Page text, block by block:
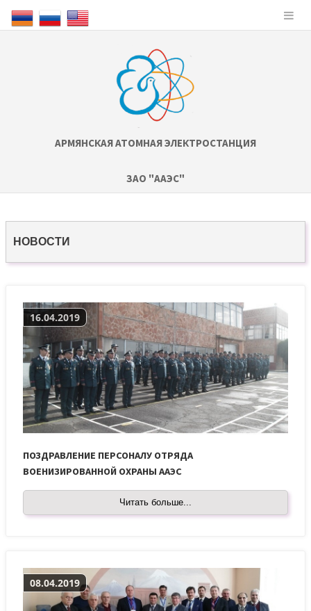
АРМЯНСКАЯ АТОМНАЯ ЭЛЕКТРОСТАНЦИЯ
ЗАО "ААЭС"
НОВОСТИ
16.04.2019
ПОЗДРАВЛЕНИЕ ПЕРСОНАЛУ ОТРЯДА
ВОЕНИЗИРОВАННОЙ ОХРАНЫ ААЭС
Читать больше...
08.04.2019